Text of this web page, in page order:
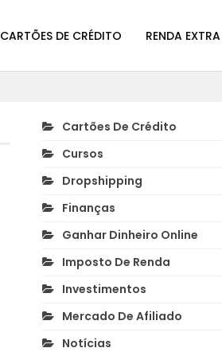
CARTÕES DE CRÉDITO RENDA EXTRA
Cartões De Crédito
Cursos
Dropshipping
Finanças
Ganhar Dinheiro Online
Imposto De Renda
Investimentos
Mercado De Afiliado
Notícias